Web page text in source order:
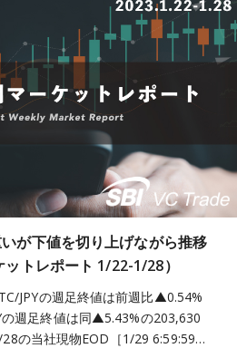
が下値を切り上げながら推移
ットレポート 1/22-1/28）
JPYの週足終値は前週比▲0.54%
週足終値は同▲5.43%の203,630
の当社現物EOD［1/29 6:59:59…